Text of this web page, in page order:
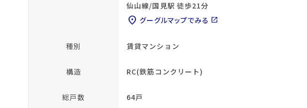
仙山線/国見駅 徒歩21分
location_on グーグルマップでみる open_in_new
種別 賃貸マンション
構造 RC(鉄筋コンクリート)
総戸数 64戸